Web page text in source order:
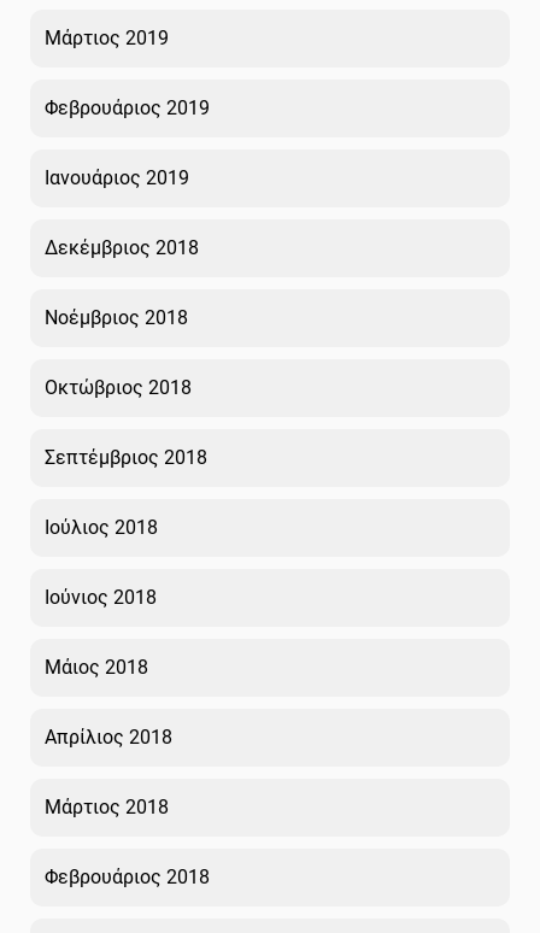
Μάρτιος 2019
Φεβρουάριος 2019
Ιανουάριος 2019
Δεκέμβριος 2018
Νοέμβριος 2018
Οκτώβριος 2018
Σεπτέμβριος 2018
Ιούλιος 2018
Ιούνιος 2018
Μάιος 2018
Απρίλιος 2018
Μάρτιος 2018
Φεβρουάριος 2018